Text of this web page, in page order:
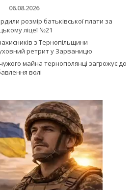
06.08.2026
розмір батьківської плати за
ліцеї №21
з Тернопільщини
ретрит у Зарваницю
майна тернополянці загрожує до
волі